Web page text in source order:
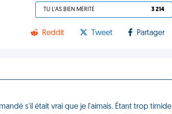
TU L'AS BIEN MÉRITÉ 3 214
Reddit Tweet Partager
s'il était vrai que je l'aimais. Étant trop timide